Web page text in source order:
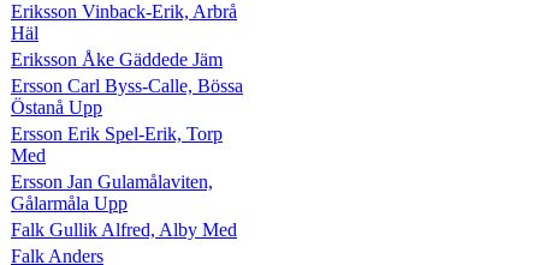
Eriksson Vinback-Erik, Arbrå
Häl
Eriksson Åke Gäddede Jäm
Ersson Carl Byss-Calle, Bössa
Östanå Upp
Ersson Erik Spel-Erik, Torp
Med
Ersson Jan Gulamålaviten,
Gålarmåla Upp
Falk Gullik Alfred, Alby Med
Falk Anders